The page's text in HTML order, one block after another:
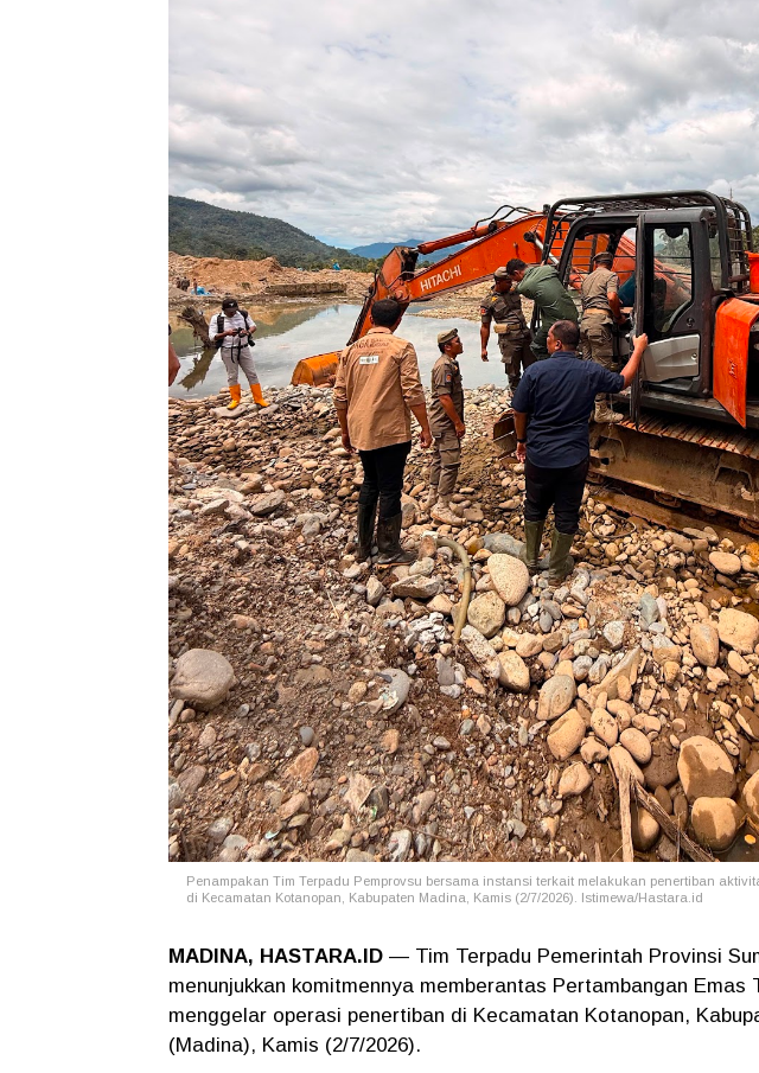
Penampakan Tim Terpadu Pemprovsu bersama instansi terkait melakukan penertiban
di Kecamatan Kotanopan, Kabupaten Madina, Kamis (2/7/2026). Istimewa/Hastara.id
MADINA, HASTARA.ID — Tim Terpadu Pemerintah Provinsi
menunjukkan komitmennya memberantas Pertambangan Emas
menggelar operasi penertiban di Kecamatan Kotanopan,
(Madina), Kamis (2/7/2026).